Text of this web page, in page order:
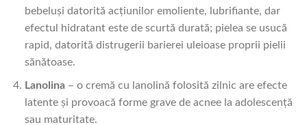
bebeluși datorită acțiunilor emoliente, lubrifiante, dar
efectul hidratant este de scurtă durată; pielea se usucă
rapid, datorită distrugerii barierei uleioase proprii pielii
sănătoase.
Lanolina– o cremă cu lanolină folosită zilnic are efecte
latente și provoacă forme grave de acnee la adolescență
sau maturitate.